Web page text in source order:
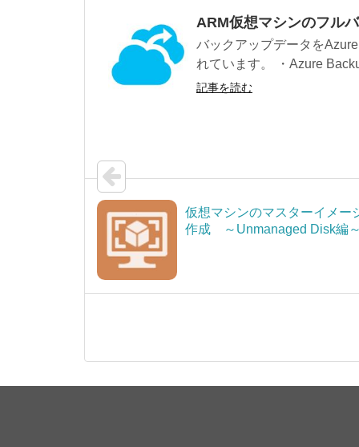
ARM仮想マシンのフル
バックアップデータを
れています。 ・Azure
記事を読む
仮想マシンのマスターイメー
作成 ～Unmanaged Disk編